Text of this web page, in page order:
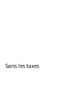
Sans les taxes